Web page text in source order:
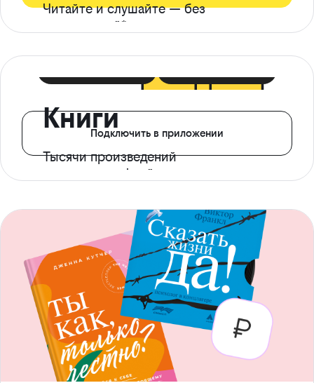
Читайте и слушайте — без
ограничений*
Книги
Тысячи произведений
с доступом офлайн
Подключить в приложении